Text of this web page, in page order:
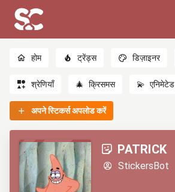
होम ट्रेंड्स डिज़ाइनर
श्रेणियाँ 🎄 क्रिसमस 💫 एनिमेटेड
अपने स्टिकर्स अपलोड करें
PATRICK
StickersBot